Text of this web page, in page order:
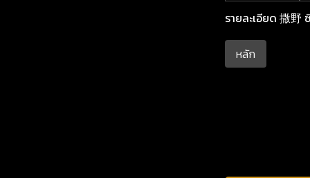
รายละเอียด 撒野
หลัก